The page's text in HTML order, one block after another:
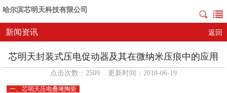
哈尔滨芯明天科技有限公司
新闻资讯 返回
芯明天封装式压电促动器及其在微纳米压痕中的应用
点击次数：2509 更新时间：2018-06-19
一、芯明天压电叠堆陶瓷